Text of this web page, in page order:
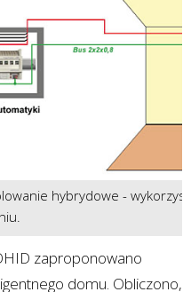
hybrydowe -
zaproponowano
domu. Obliczono,